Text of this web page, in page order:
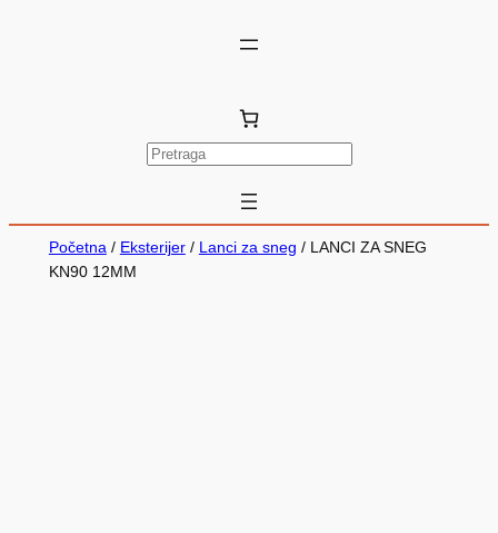
P
t
Početna/ Eksterijer/ Lanci za sneg / LANCI ZA SNEG
KN90 12MM